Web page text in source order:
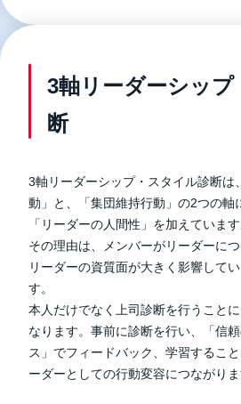
3軸リーダーシッ
断
3軸リーダーシップ・スタイル診断は
動」
と、 「集団維持行動 」 の2つの軸
「リーダーの人間性 」 を加えています
その理由は、メンバーがリーダーにつ
リーダーの資質面が大きく影響して
す。
本人だけでなく上司診断を行うこと
なります。事前に診断を行い、「信
ス」でフィードバック、学習するこ
ーダーとしての行動変容につながりま